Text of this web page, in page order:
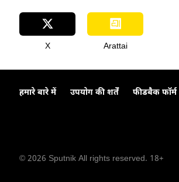
X Arattai
हमारे बारे में उपयोग की शर्तें फीडबैक फॉर्म
© 2026 Sputnik All rights reserved. 18+